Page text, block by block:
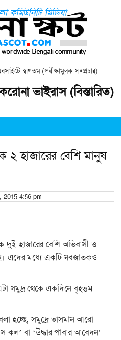
স্বাগতম (পরীক্ষামুলক স¤প্রচার)
ভাইরাস (বিস্তারিত)
২ হাজারের বেশি মানুষ
2015 4:56 pm
দুই হাজারের বেশি অভিবাসী ও
এদের মধ্যে একটি নবজাতকও
সমুদ্র থেকে একদিনে বৃহত্তম
হচ্ছে, সমুদ্রে ভাসমান আরো
কল’ বা ‘উদ্ধার পাবার আবেদন’